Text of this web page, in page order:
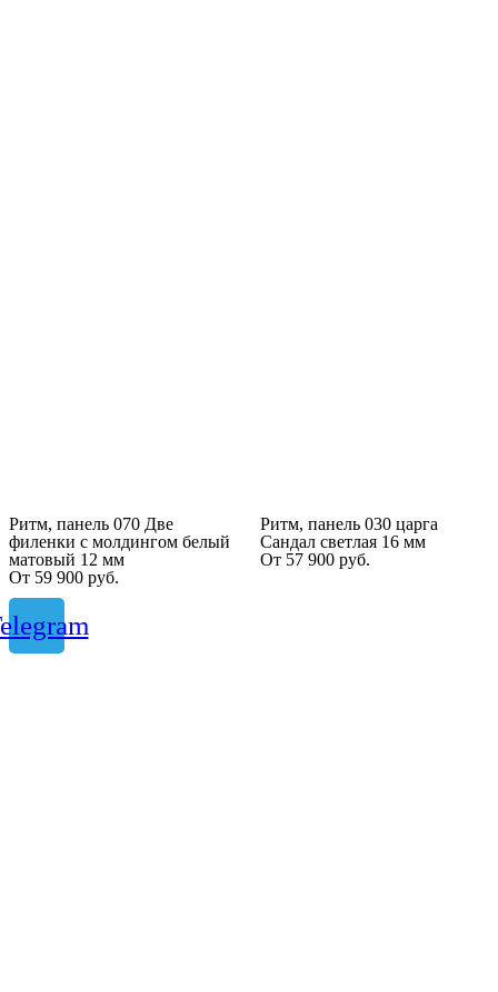
Ритм, панель 070 Две
филенки с молдингом белый
матовый 12 мм
От 59 900 руб.
Ритм, панель 030 царга
Сандал светлая 16 мм
От 57 900 руб.